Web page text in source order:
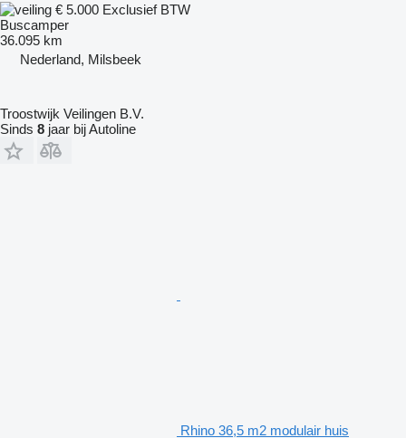
€ 5.000 Exclusief BTW
Buscamper
36.095 km
Nederland, Milsbeek
Troostwijk Veilingen B.V.
Sinds 8 jaar bij Autoline
Rhino 36,5 m2 modulair huis